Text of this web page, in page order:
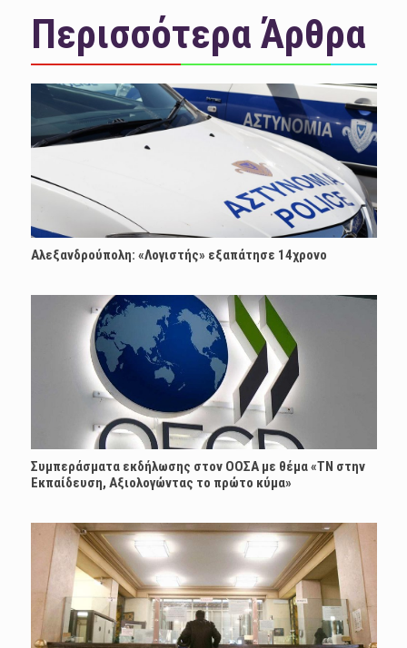
Περισσότερα Άρθρα
Αλεξανδρούπολη: «Λογιστής» εξαπάτησε 14χρονο
Συμπεράσματα εκδήλωσης στον ΟΟΣΑ με θέμα «ΤΝ στην
Εκπαίδευση, Αξιολογώντας το πρώτο κύμα»